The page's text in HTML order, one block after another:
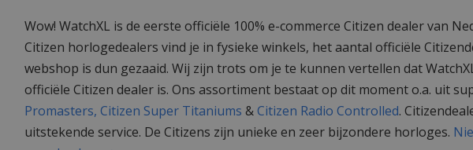
Wow! WatchXL is de eerste officiële 100% e-commerce Citizen dealer van
Citizen horlogedealers vind je in fysieke winkels, het aantal officiële
webshop is dun gezaaid. Wij zijn trots om je te kunnen vertellen dat
officiële Citizen dealer is. Ons assortiment bestaat op dit moment o.a. uit
Promasters, Citizen Super Titaniums &Citizen Radio Controlled.
uitstekende service. De Citizens zijn unieke en zeer bijzondere horloges.